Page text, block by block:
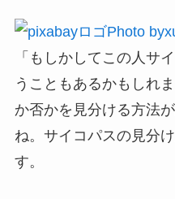
Photo
「もしかしてこの人サ
うこともあるかもしれ
か否かを見分ける方法
ね。サイコパスの見分
す。